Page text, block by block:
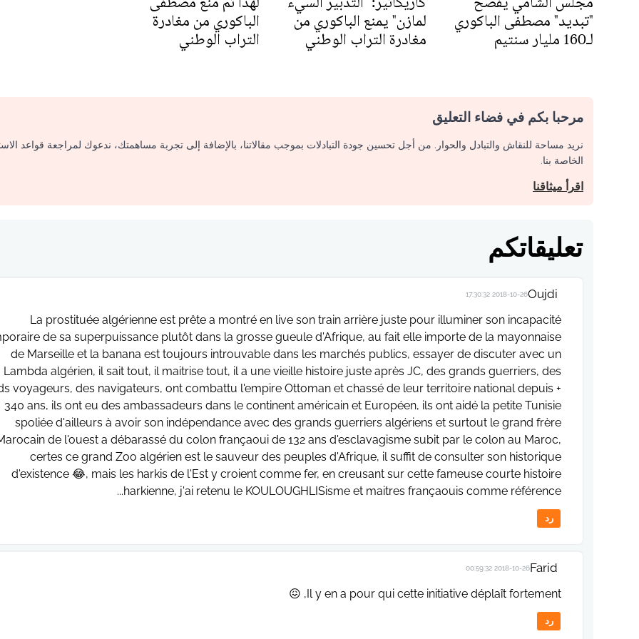
"تبديد" مصطفى الباكوري
لـ160 مليار سنتيم
لمازن" يمنع الباكوري من
مغادرة التراب الوطني
الباكوري من مغادرة
التراب الوطني
مرحبا بكم في فضاء التعليق
نريد مساحة للنقاش والتبادل والحوار. من أجل تحسين جودة التبادلات بموجب مقالاتنا، بالإضافة إلى تجربة مساهمتك، ندعوك لمراجعة قواعد
الخاصة بنا.
اقرأ ميثاقنا
تعليقاتكم
Oujdi
2018-10-26 17:30:32
La prostituée algérienne est prête a montré en live son train arrière juste pour illuminer son incapacité
de sa superpuissance plutôt dans la grosse gueule d'Afrique, au fait elle importe de la mayonnaise
de Marseille et la banana est toujours introuvable dans les marchés publics, essayer de discuter avec un
Lambda algérien, il sait tout, il maitrise tout, il a une vieille histoire juste après JC, des grands guerriers, des
voyageurs, des navigateurs, ont combattu l'empire Ottoman et chassé de leur territoire national depuis +
340 ans, ils ont eu des ambassadeurs dans le continent américain et Européen, ils ont aidé la petite Tunisie
spoliée d'ailleurs à avoir son indépendance avec des grands guerriers algériens et surtout le grand frère
de l'ouest a débarassé du colon françaoui de 132 ans d'esclavagisme subit par le colon au Maroc,
certes ce grand Zoo algérien est le sauveur des peuples d'Afrique, il suffit de consulter son historique
d'existence 😂, mais les harkis de l'Est y croient comme fer, en creusant sur cette fameuse courte histoire
harkienne, j'ai retenu le KOULOUGHLISisme et maitres françaouis comme référence...
رد
Farid
2018-10-26 00:59:32
Il y en a pour qui cette initiative déplaît fortement, 😖
رد